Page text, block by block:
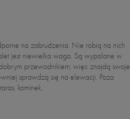
na zabrudzenia. Nie robią na nich
jest niewielka waga. Są wypalane w
przewodnikiem, więc znajdą swoje
sprawdzą się na elewacji. Poza
kominek.